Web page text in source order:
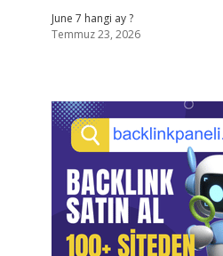
June 7 hangi ay ?
Temmuz 23, 2026